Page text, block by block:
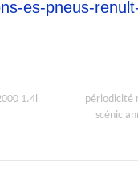
es-pneus-
1.4l
périodicité
scénic